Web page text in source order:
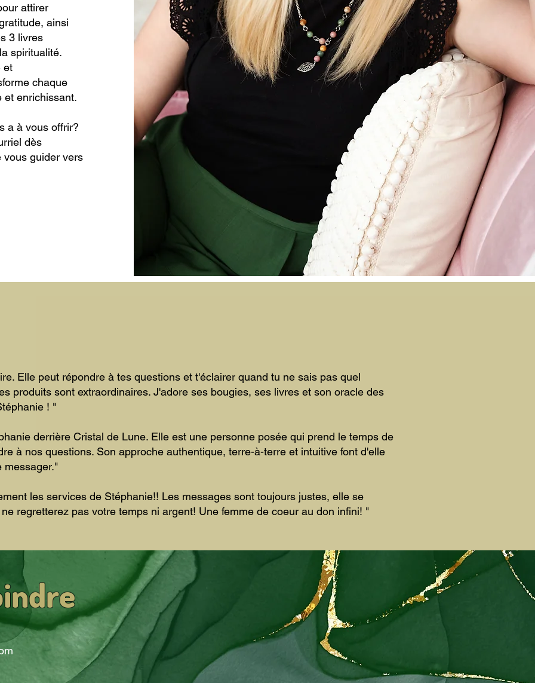
attirer
ainsi
3 livres
spiritualité.
et
chaque
et enrichissant.
a à vous offrir?
dès
vous guider vers
Elle peut répondre à tes questions et t'éclairer quand tu ne sais pas quel
produits sont extraordinaires. J'adore ses bougies, ses livres et son oracle des
! "
derrière Cristal de Lune. Elle est une personne posée qui prend le temps de
à nos questions. Son approche authentique, terre-à-terre et intuitive font d'elle
messager."
les services de Stéphanie!! Les messages sont toujours justes, elle se
regretterez pas votre temps ni argent! Une femme de coeur au don infini! "